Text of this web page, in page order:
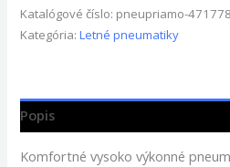
Katalógové číslo: pneupriamo-
Kategória:Letné pneumatiky
Popis
Komfortné vysoko výkonné